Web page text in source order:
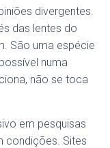
divergentes.
das lentes do
São uma espécie
numa
não se toca
em pesquisas
condições. Sites